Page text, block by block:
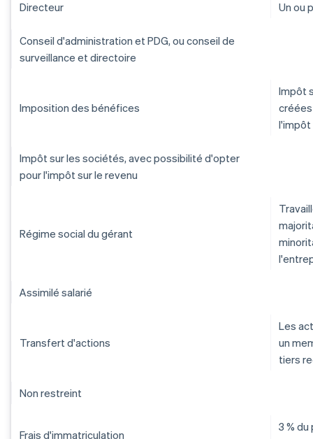
Directeur Un ou
Conseil d'administration et PDG, ou conseil de
surveillance et directoire
Imposition des bénéfices
Impôt
l'impôt
Impôt sur les sociétés, avec possibilité d'opter
pour l'impôt sur le revenu
Régime social du gérant
Assimilé salarié
Transfert d'actions
Les
un
tiers
Non restreint
Frais d'immatriculation
3 %